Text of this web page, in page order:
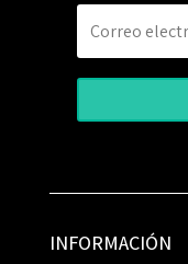
INFORMACIÓN